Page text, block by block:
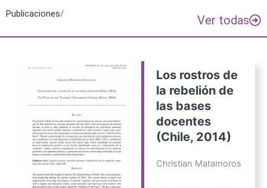
Publicaciones/ Ver todas
Los rostros de
la rebelión de
las bases
docentes
(Chile, 2014)
Christian Matamoros